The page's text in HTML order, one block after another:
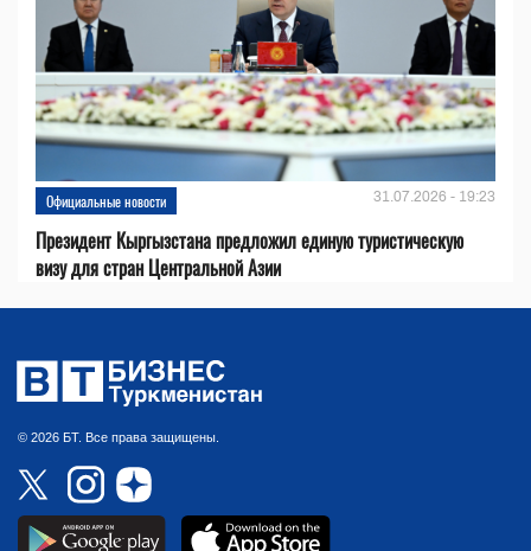
Официальные новости 31.07.2026 - 19:23
Президент Кыргызстана предложил единую туристическую
визу для стран Центральной Азии
© 2026 БТ. Все права защищены.